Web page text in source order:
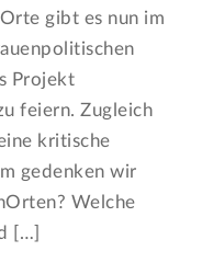
gibt es nun im
Projekt
feiern. Zugleich
kritische
gedenken wir
Welche
[…]